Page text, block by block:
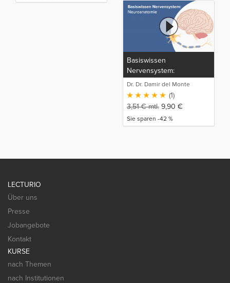
Basiswissen
Nervensystem:
Neuroanatomie
Dr. Dr. Damir del Monte
(1)
3,51€mtl. 9,90 €
Sie sparen -42 %
LECTURIO
Über uns
Presse
Jobangebote
Kontakt
KURSE
nach Themen
nach Institutionen